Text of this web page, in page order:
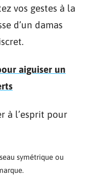
vos gestes à la
d’un damas
aiguiser un
à l’esprit pour
symétrique ou